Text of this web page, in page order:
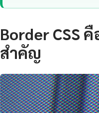
Border CSS
สำคัญ